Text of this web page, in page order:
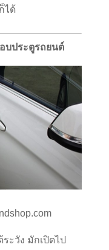
ได้
บประตูรถยนต์
ะวัง มักเปิดไป